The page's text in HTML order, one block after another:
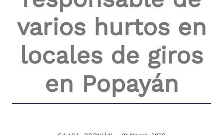
interactvarios hurtos en
locales de giros
en Popayán